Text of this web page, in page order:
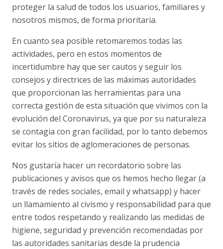
proteger la salud de todos los usuarios, familiares y
nosotros mismos, de forma prioritaria.
En cuanto sea posible retomaremos todas las
actividades, pero en estos momentos de
incertidumbre hay que ser cautos y seguir los
consejos y directrices de las máximas autoridades
que proporcionan las herramientas para una
correcta gestión de esta situación que vivimos con la
evolución del Coronavirus, ya que por su naturaleza
se contagia con gran facilidad, por lo tanto debemos
evitar los sitios de aglomeraciones de personas.
Nos gustaría hacer un recordatorio sobre las
publicaciones y avisos que os hemos hecho llegar (a
través de redes sociales, email y whatsapp) y hacer
un llamamiento al civismo y responsabilidad para que
entre todos respetando y realizando las medidas de
higiene, seguridad y prevención recomendadas por
las autoridades sanitarias desde la prudencia